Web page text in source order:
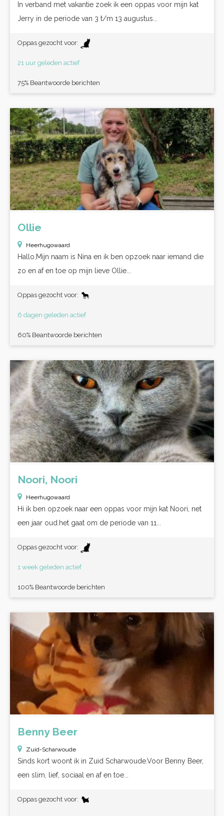
In verband met vakantie zoek ik een oppas voor mijn kat
Jerry in de periode van 3 t/m 13 augustus...
Oppas gezocht voor:
21 uur geleden actief
75% Beantwoorde berichten
Ollie
Heerhugowaard
Hallo,Mijn naam is Nina en ik ben opzoek naar iemand die
zo en af en toe op mijn lieve Ollie...
Oppas gezocht voor:
6 dagen geleden actief
60% Beantwoorde berichten
Noori, Noori
Heerhugowaard
Hi ik ben opzoek naar een oppas voor mijn kat Noori, net
een jaar oud.het gaat om de periode van 11...
Oppas gezocht voor:
1 week geleden actief
100% Beantwoorde berichten
Benny Beer
Zuid-Scharwoude
Sinds kort woont ik in Zuid Scharwoude.Voor Benny Beer,
een slim, lief, sociaal en af en toe...
Oppas gezocht voor: